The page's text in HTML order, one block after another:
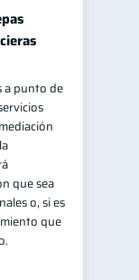
a punto de
que sea
o, si es
que